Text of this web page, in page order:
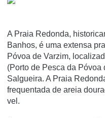
A Praia Redonda,
Banhos, é uma extensa
Póvoa de Varzim,
(Porto de Pesca da Póvoa
Salgueira. A Praia
frequentada de areia
vel.